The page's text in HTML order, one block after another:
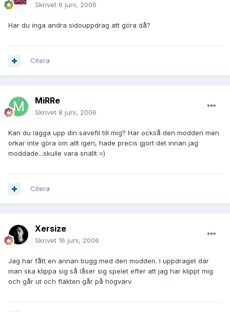
Skrivet 6 juni, 2006
Har du inga andra sidouppdrag att göra då?
Citera
MiRRe
Skrivet 8 juni, 2006
Kan du lägga upp din savefil till mig? Har också den modden men
orkar inte göra om allt igen, hade precis gjort det innan jag
moddade...skulle vara snällt =)
Citera
Xersize
Skrivet 16 juni, 2006
Jag har fått en annan bugg med den modden. I uppdraget där
man ska klippa sig så låser sig spelet efter att jag har klippt mig
och går ut och fläkten går på högvarv.